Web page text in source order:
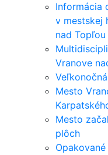
Informácia
v mestskej
nad Topľou
Vranove
Mesto
Mesto
plôch